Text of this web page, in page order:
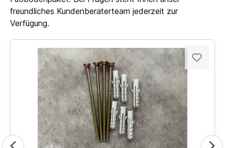
freundliches Kundenberaterteam jederzeit zur
Verfügung.